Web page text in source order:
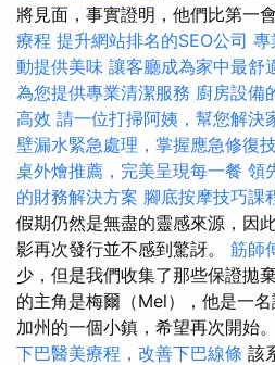
將見面，事實證明，他們比第一
療程 提升網站排名的SEO公司 專
動提供美味 讓客廳成為家中最舒
為您提供專業清潔服務 廚房設備
高效 請一位打掃阿姨，幫您解決
壁漏水緊急處理，掌握應急修復
桌外燴推薦，完美呈現每一餐 領
的財務解決方案 腳底按摩技巧課
假期仍然是無盡的靈感來源，因
影再次發行並不感到驚訝。 筋師
少，但是我們收集了那些保證拋
的主角是梅爾（Mel），他是一
加州的一個小鎮，希望再次開始。
下巴醫美療程，改善下巴線條 該